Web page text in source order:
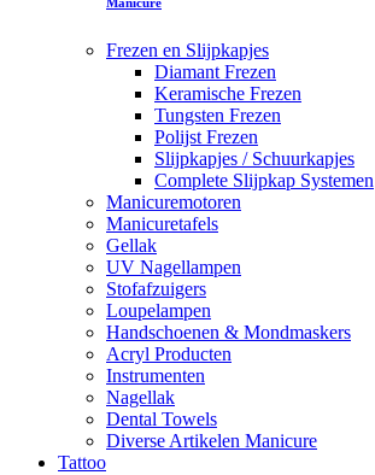
Manicure
Frezen en Slijpkapjes
Diamant Frezen
Keramische Frezen
Tungsten Frezen
Polijst Frezen
Slijpkapjes / Schuurkapjes
Complete Slijpkap Systemen
Manicuremotoren
Manicuretafels
Gellak
UV Nagellampen
Stofafzuigers
Loupelampen
Handschoenen & Mondmaskers
Acryl Producten
Instrumenten
Nagellak
Dental Towels
Diverse Artikelen Manicure
Tattoo